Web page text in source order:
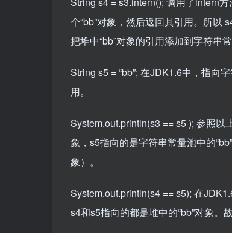
个“bb”对象，然后返回其引用。所以
把堆中“bb”对象的引用添加到字符串
String s5 = “bb”; 在JDK1.6中，指向
用。
System.out.println(s3 == s5 ); 参照以
象，s5指向的是字符串常量池中的
象）。
System.out.println(s4 == s5); 在
s4和s5指向的都是堆中的“bb”对象。